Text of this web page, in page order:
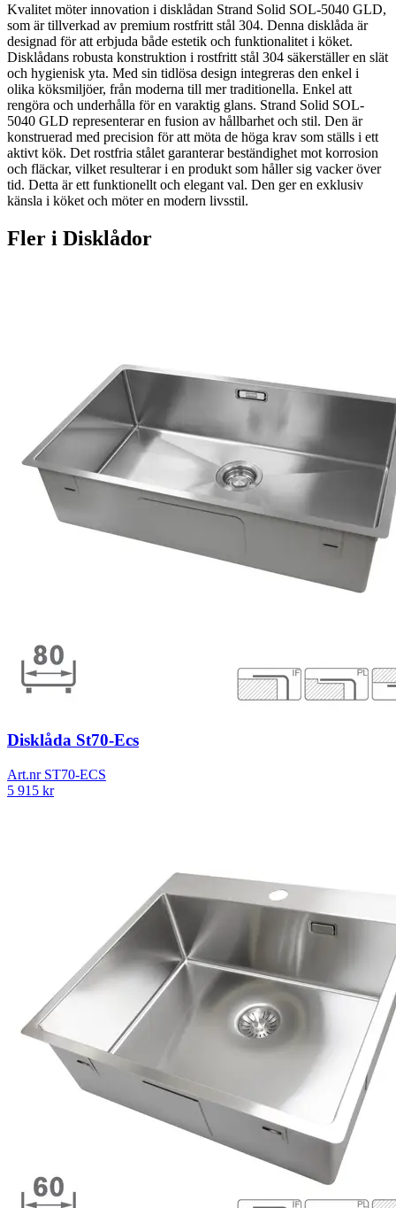
Kvalitet möter innovation i disklådan Strand Solid SOL-5040 GLD,
som är tillverkad av premium rostfritt stål 304. Denna disklåda är
designad för att erbjuda både estetik och funktionalitet i köket.
Disklådans robusta konstruktion i rostfritt stål 304 säkerställer en slät
och hygienisk yta. Med sin tidlösa design integreras den enkel i
olika köksmiljöer, från moderna till mer traditionella. Enkel att
rengöra och underhålla för en varaktig glans. Strand Solid SOL-
5040 GLD representerar en fusion av hållbarhet och stil. Den är
konstruerad med precision för att möta de höga krav som ställs i ett
aktivt kök. Det rostfria stålet garanterar beständighet mot korrosion
och fläckar, vilket resulterar i en produkt som håller sig vacker över
tid. Detta är ett funktionellt och elegant val. Den ger en exklusiv
känsla i köket och möter en modern livsstil.
Fler i Disklådor
Disklåda St70-Ecs
Art.nr ST70-ECS
5 915 kr